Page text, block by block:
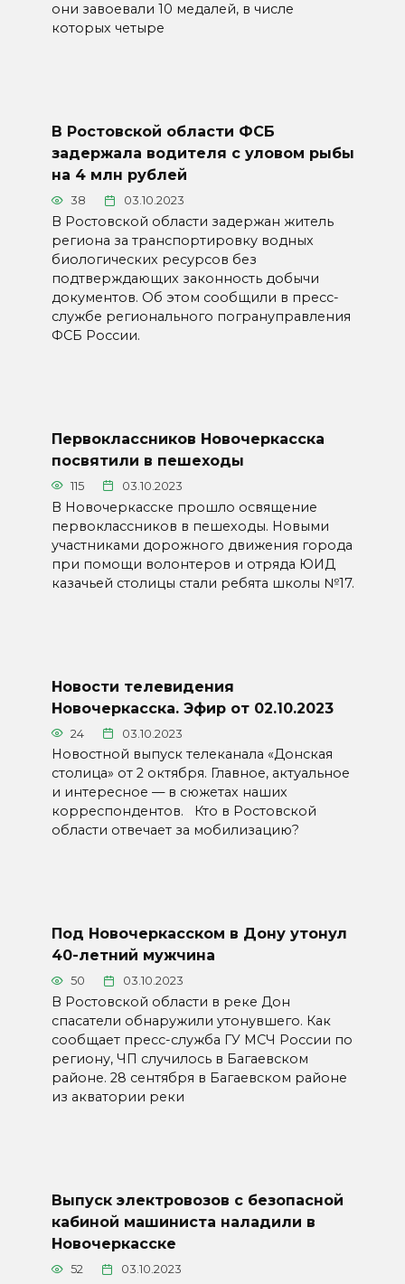
они завоевали 10 медалей, в числе
которых четыре
В Ростовской области ФСБ
задержала водителя с уловом рыбы
на 4 млн рублей
38 03.10.2023
В Ростовской области задержан житель
региона за транспортировку водных
биологических ресурсов без
подтверждающих законность добычи
документов. Об этом сообщили в пресс-
службе регионального погрануправления
ФСБ России.
Первоклассников Новочеркасска
посвятили в пешеходы
115 03.10.2023
В Новочеркасске прошло освящение
первоклассников в пешеходы. Новыми
участниками дорожного движения города
при помощи волонтеров и отряда ЮИД
казачьей столицы стали ребята школы №17.
Новости телевидения
Новочеркасска. Эфир от 02.10.2023
24 03.10.2023
Новостной выпуск телеканала «Донская
столица» от 2 октября. Главное, актуальное
и интересное — в сюжетах наших
корреспондентов. Кто в Ростовской
области отвечает за мобилизацию?
Под Новочеркасском в Дону утонул
40-летний мужчина
50 03.10.2023
В Ростовской области в реке Дон
спасатели обнаружили утонувшего. Как
сообщает пресс-служба ГУ МСЧ России по
региону, ЧП случилось в Багаевском
районе. 28 сентября в Багаевском районе
из акватории реки
Выпуск электровозов с безопасной
кабиной машиниста наладили в
Новочеркасске
52 03.10.2023